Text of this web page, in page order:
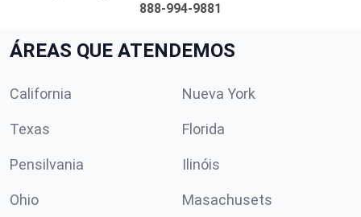
888-994-9881
ÁREAS QUE ATENDEMOS
California Nueva York
Texas Florida
Pensilvania Ilinóis
Ohio Masachusets